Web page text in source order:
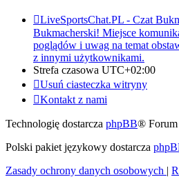
LiveSportsChat.PL - Czat
Bukmacherski! Miejsce
poglądów i uwag na temat
z innymi użytkownikami.
Strefa czasowa UTC+02:00
Usuń ciasteczka witryny
Kontakt z nami
Technologię dostarcza phpBB®
Polski pakiet językowy dostarcza
Zasady ochrony danych osobowych |